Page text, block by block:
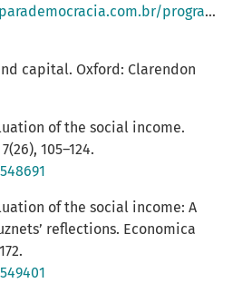
programa-
capital. Oxford: Clarendon
of the social income.
105–124.
of the social income: A
reflections. Economica